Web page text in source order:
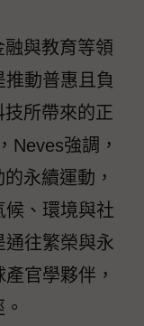
與教育等領
動普惠且負
所帶來的正
Neves強調，
永續運動，
候、環境與社
通往繁榮與永
官學夥伴，